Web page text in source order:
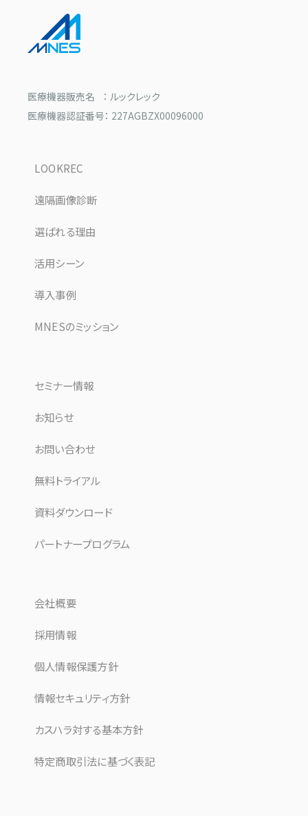
医療機器販売名 ： ルックレック
医療機器認証番号： 227AGBZX00096000
LOOKREC
遠隔画像診断
選ばれる理由
活用シーン
導入事例
MNESのミッション
セミナー情報
お知らせ
お問い合わせ
無料トライアル
資料ダウンロード
パートナープログラム
会社概要
採用情報
個人情報保護方針
情報セキュリティ方針
カスハラ対する基本方針
特定商取引法に基づく表記